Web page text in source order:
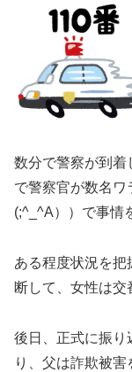
数分で警察が到着
で警察官が数名ワ
(;^_^A））で事情
ある程度状況を把
断して、女性は交
後日、正式に振り
り、父は詐欺被害